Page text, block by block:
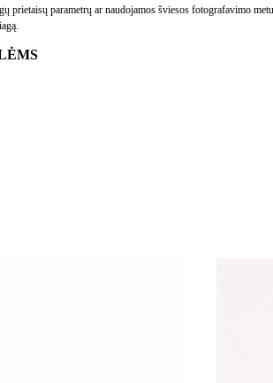
prietaisų parametrų ar naudojamos šviesos fotografavimo